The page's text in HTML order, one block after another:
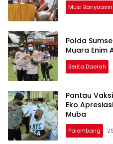
Musi Banyuasin
Polda
Muara Enim
Berita Daerah
Pantau
Eko
Muba
Palembang